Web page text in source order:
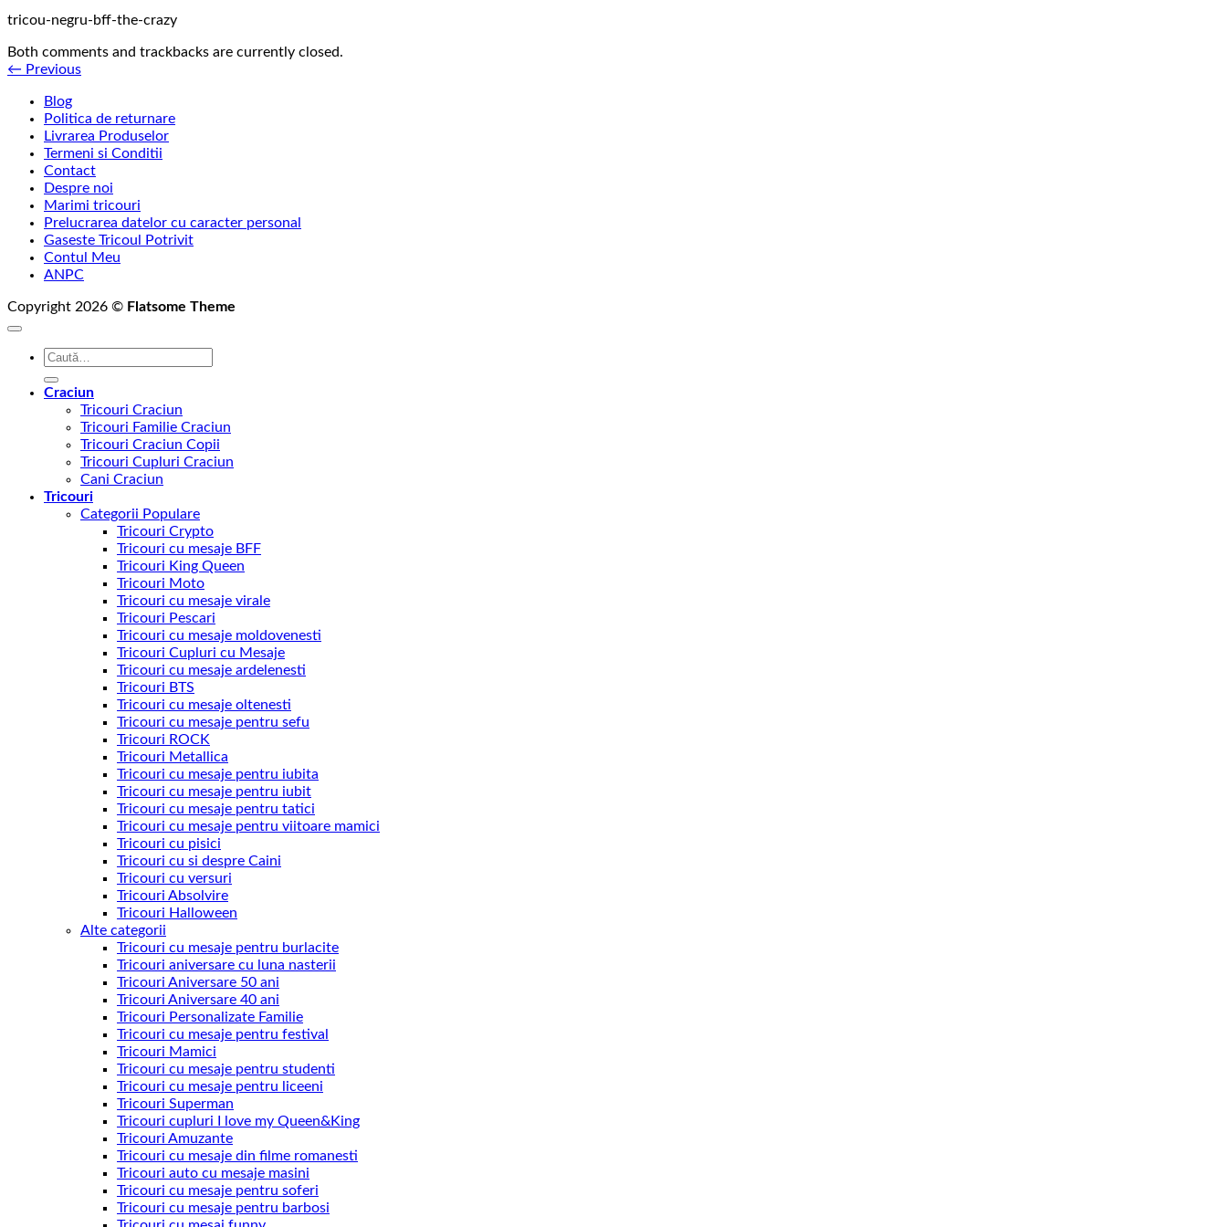
tricou-negru-bff-the-crazy
Both comments and trackbacks are currently closed.
← Previous
Blog
Politica de returnare
Livrarea Produselor
Termeni si Conditii
Contact
Despre noi
Marimi tricouri
Prelucrarea datelor cu caracter personal
Gaseste Tricoul Potrivit
Contul Meu
ANPC
Copyright 2026 © Flatsome Theme
Caută
Craciun
Tricouri Craciun
Tricouri Familie Craciun
Tricouri Craciun Copii
Tricouri Cupluri Craciun
Cani Craciun
Tricouri
Categorii Populare
Tricouri Crypto
Tricouri cu mesaje BFF
Tricouri King Queen
Tricouri Moto
Tricouri cu mesaje virale
Tricouri Pescari
Tricouri cu mesaje moldovenesti
Tricouri Cupluri cu Mesaje
Tricouri cu mesaje ardelenesti
Tricouri BTS
Tricouri cu mesaje oltenesti
Tricouri cu mesaje pentru sefu
Tricouri ROCK
Tricouri Metallica
Tricouri cu mesaje pentru iubita
Tricouri cu mesaje pentru iubit
Tricouri cu mesaje pentru tatici
Tricouri cu mesaje pentru viitoare mamici
Tricouri cu pisici
Tricouri cu si despre Caini
Tricouri cu versuri
Tricouri Absolvire
Tricouri Halloween
Alte categorii
Tricouri cu mesaje pentru burlacite
Tricouri aniversare cu luna nasterii
Tricouri Aniversare 50 ani
Tricouri Aniversare 40 ani
Tricouri Personalizate Familie
Tricouri cu mesaje pentru festival
Tricouri Mamici
Tricouri cu mesaje pentru studenti
Tricouri cu mesaje pentru liceeni
Tricouri Superman
Tricouri cupluri I love my Queen&King
Tricouri Amuzante
Tricouri cu mesaje din filme romanesti
Tricouri auto cu mesaje masini
Tricouri cu mesaje pentru soferi
Tricouri cu mesaje pentru barbosi